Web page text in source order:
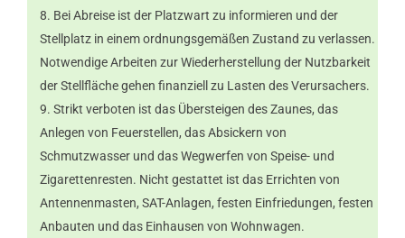
Bei Abreise ist der Platzwart zu informieren und der
Stellplatz in einem ordnungsgemäßen Zustand zu verlassen.
Notwendige Arbeiten zur Wiederherstellung der Nutzbarkeit
der Stellfläche gehen finanziell zu Lasten des Verursachers.
Strikt verboten ist das Übersteigen des Zaunes, das
Anlegen von Feuerstellen, das Absickern von
Schmutzwasser und das Wegwerfen von Speise- und
Zigarettenresten. Nicht gestattet ist das Errichten von
Antennenmasten, SAT-Anlagen, festen Einfriedungen, festen
Anbauten und das Einhausen von Wohnwagen.